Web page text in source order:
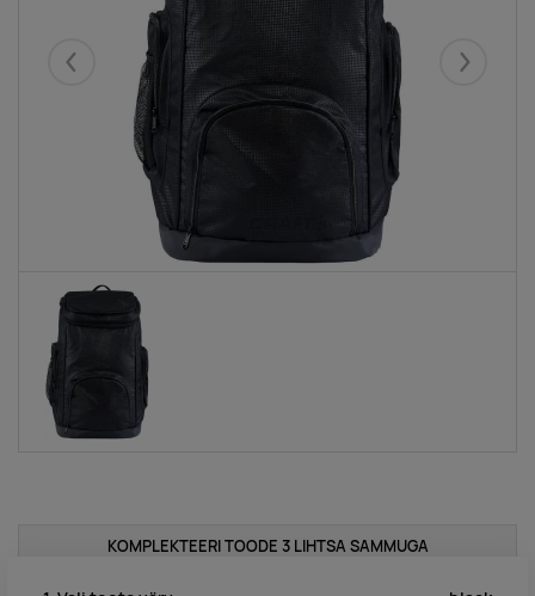
Eelmised
KOMPLEKTEERI TOODE 3 LIHTSA SAMMUGA